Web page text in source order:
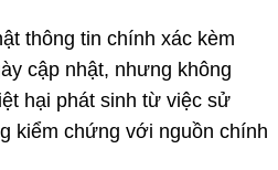
thông tin chính xác kèm
cập nhật, nhưng không
hại phát sinh từ việc sử
kiểm chứng với nguồn chính